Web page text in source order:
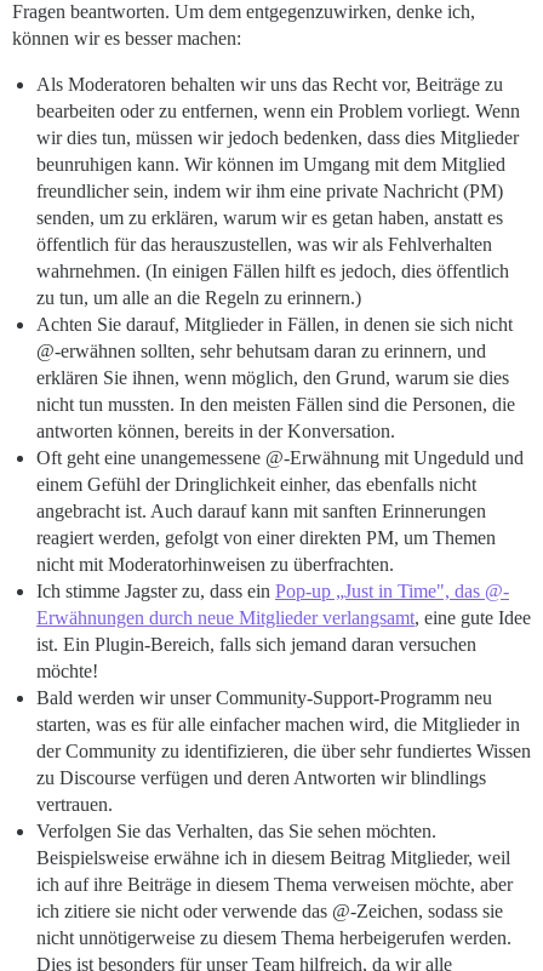
Fragen beantworten. Um dem entgegenzuwirken, denke ich,
können wir es besser machen:
Als Moderatoren behalten wir uns das Recht vor, Beiträge zu
bearbeiten oder zu entfernen, wenn ein Problem vorliegt. Wenn
wir dies tun, müssen wir jedoch bedenken, dass dies Mitglieder
beunruhigen kann. Wir können im Umgang mit dem Mitglied
freundlicher sein, indem wir ihm eine private Nachricht (PM)
senden, um zu erklären, warum wir es getan haben, anstatt es
öffentlich für das herauszustellen, was wir als Fehlverhalten
wahrnehmen. (In einigen Fällen hilft es jedoch, dies öffentlich
zu tun, um alle an die Regeln zu erinnern.)
Achten Sie darauf, Mitglieder in Fällen, in denen sie sich nicht
@-erwähnen sollten, sehr behutsam daran zu erinnern, und
erklären Sie ihnen, wenn möglich, den Grund, warum sie dies
nicht tun mussten. In den meisten Fällen sind die Personen, die
antworten können, bereits in der Konversation.
Oft geht eine unangemessene @-Erwähnung mit Ungeduld und
einem Gefühl der Dringlichkeit einher, das ebenfalls nicht
angebracht ist. Auch darauf kann mit sanften Erinnerungen
reagiert werden, gefolgt von einer direkten PM, um Themen
nicht mit Moderatorhinweisen zu überfrachten.
Ich stimme Jagster zu, dass ein Pop-up „Just in Time", das @-
Erwähnungen durch neue Mitglieder verlangsamt, eine gute Idee
ist. Ein Plugin-Bereich, falls sich jemand daran versuchen
möchte!
Bald werden wir unser Community-Support-Programm neu
starten, was es für alle einfacher machen wird, die Mitglieder in
der Community zu identifizieren, die über sehr fundiertes Wissen
zu Discourse verfügen und deren Antworten wir blindlings
vertrauen.
Verfolgen Sie das Verhalten, das Sie sehen möchten.
Beispielsweise erwähne ich in diesem Beitrag Mitglieder, weil
ich auf ihre Beiträge in diesem Thema verweisen möchte, aber
ich zitiere sie nicht oder verwende das @-Zeichen, sodass sie
nicht unnötigerweise zu diesem Thema herbeigerufen werden.
Dies ist besonders für unser Team hilfreich, da wir alle